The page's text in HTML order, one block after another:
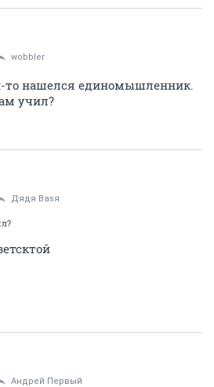
wobbler
то нашелся единомышленник.
учил?
Дядя Ваsя
Андрей Первый